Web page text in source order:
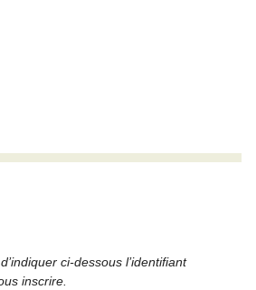
ci-dessous l’identifiant
inscrire.